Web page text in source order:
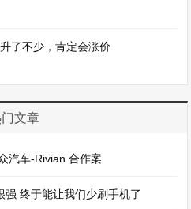
了不少，肯定会涨价
文章
汽车-Rivian 合作案
终于能让我们少刷手机了